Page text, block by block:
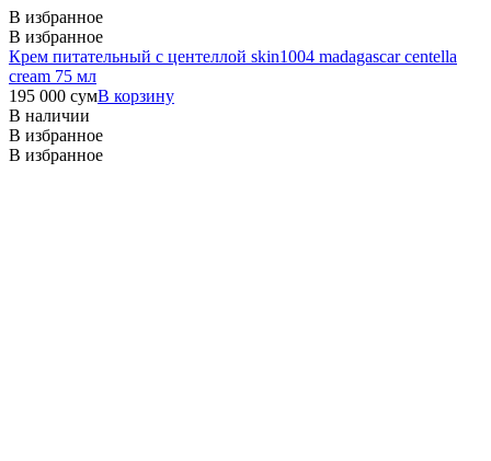
В избранное
В избранное
Крем питательный с центеллой skin1004 madagascar centella
cream 75 мл
195 000 сумВ корзину
В наличии
В избранное
В избранное